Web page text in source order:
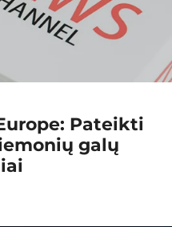
Pateikti
galų